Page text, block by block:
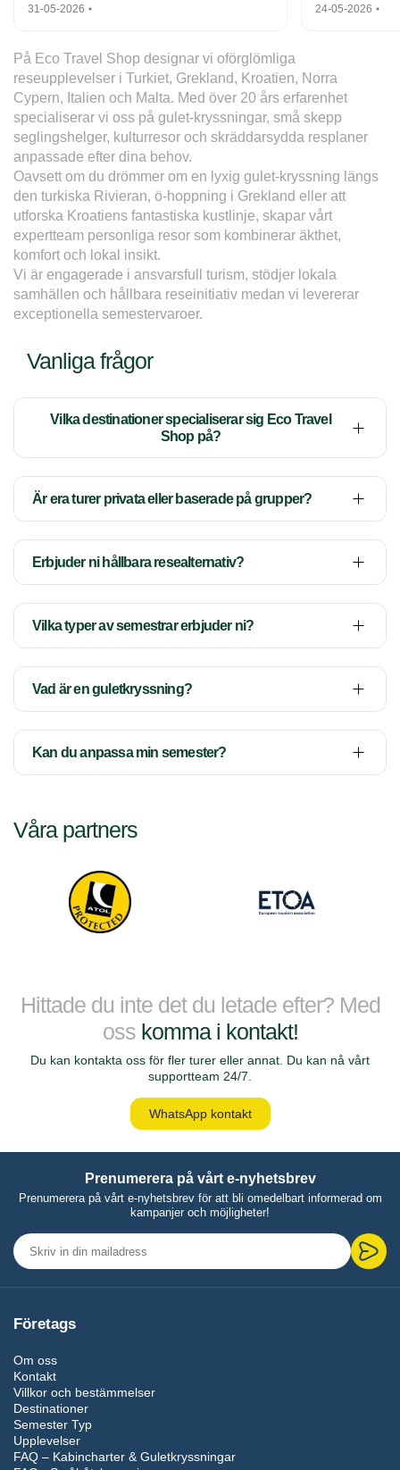
31-05-2026 24-05-2026
På Eco Travel Shop designar vi oförglömliga
reseupplevelser i Turkiet, Grekland, Kroatien, Norra
Cypern, Italien och Malta. Med över 20 års erfarenhet
specialiserar vi oss på gulet-kryssningar, små skepp
seglingshelger, kulturresor och skräddarsydda resplaner
anpassade efter dina behov.
Oavsett om du drömmer om en lyxig gulet-kryssning längs
den turkiska Rivieran, ö-hoppning i Grekland eller att
utforska Kroatiens fantastiska kustlinje, skapar vårt
expertteam personliga resor som kombinerar äkthet,
komfort och lokal insikt.
Vi är engagerade i ansvarsfull turism, stödjer lokala
samhällen och hållbara reseinitiativ medan vi levererar
exceptionella semestervaroer.
Vanliga frågor
Vilka destinationer specialiserar sig Eco Travel
Shop på?
Är era turer privata eller baserade på grupper?
Erbjuder ni hållbara resealternativ?
Vilka typer av semestrar erbjuder ni?
Vad är en guletkryssning?
Kan du anpassa min semester?
Våra partners
Hittade du inte det du letade efter? Med
oss komma i kontakt!
Du kan kontakta oss för fler turer eller annat. Du kan nå vårt
supportteam 24/7.
WhatsApp kontakt
Prenumerera på vårt e-nyhetsbrev
Prenumerera på vårt e-nyhetsbrev för att bli omedelbart informerad om
kampanjer och möjligheter!
Företags
Om oss
Kontakt
Villkor och bestämmelser
Destinationer
Semester Typ
Upplevelser
FAQ – Kabincharter & Guletkryssningar